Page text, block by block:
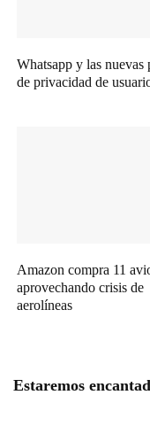
Whatsapp y las nuevas
de privacidad de
Amazon compra 11
aprovechando crisis de
aerolíneas
Estaremos